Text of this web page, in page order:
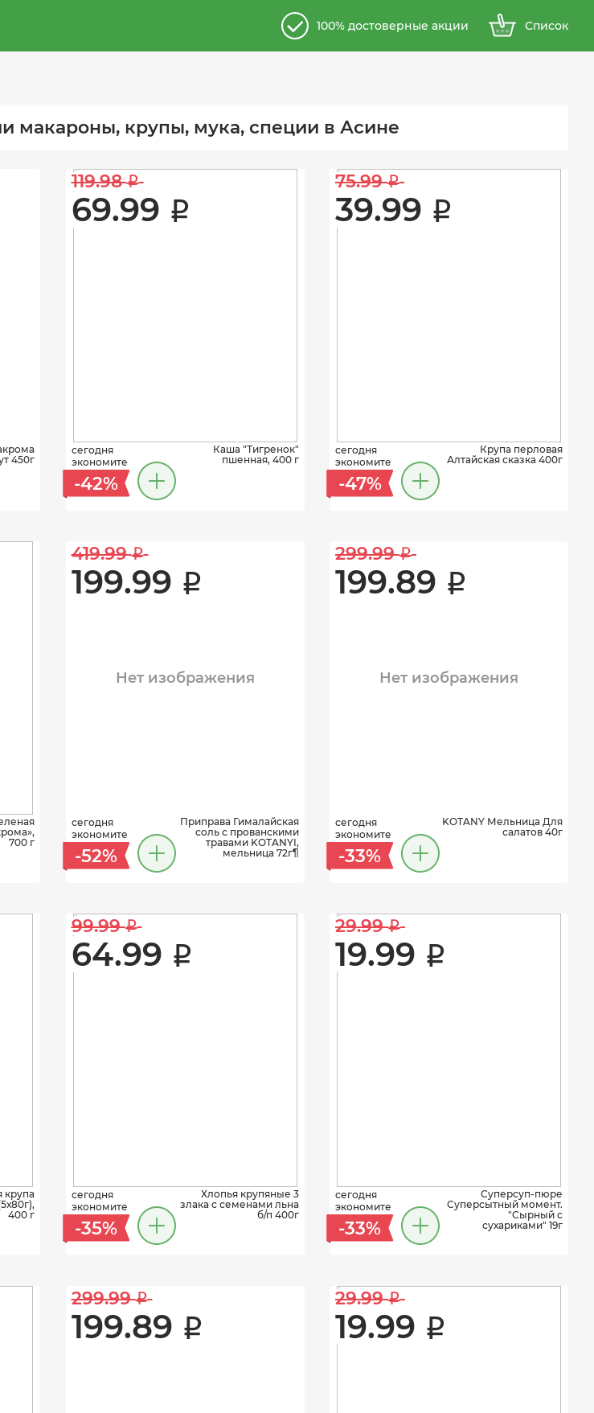
100% достоверные акции Список
макароны, крупы, мука, специи в Асине
450г
119.98 i
69.99 i
сегодня
экономите
-42%
Каша "Тигренок"
пшенная, 400 г
75.99 i
39.99 i
сегодня
экономите
-47%
Крупа перловая
Алтайская сказка 400г
700 г
419.99 i
199.99 i
Нет изображения
сегодня
экономите
-52%
Приправа Гималайская
соль с прованскими
травами KOTANYI,
мельница 72г¶
299.99 i
199.89 i
Нет изображения
сегодня
экономите
-33%
KOTANY Мельница Для
салатов 40г
крупа
400 г
99.99 i
64.99 i
сегодня
экономите
-35%
Хлопья крупяные 3
злака с семенами льна
б/п 400г
29.99 i
19.99 i
сегодня
экономите
-33%
Суперсуп-пюре
Суперсытный момент.
"Сырный с
сухариками" 19г
299.99 i
199.89 i
29.99 i
19.99 i